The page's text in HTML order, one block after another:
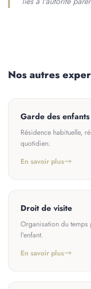
Nos autres
Garde des enfants
Résidence habituelle,
quotidien.
En savoir plus
Droit de visite
Organisation du temps
l'enfant.
En savoir plus